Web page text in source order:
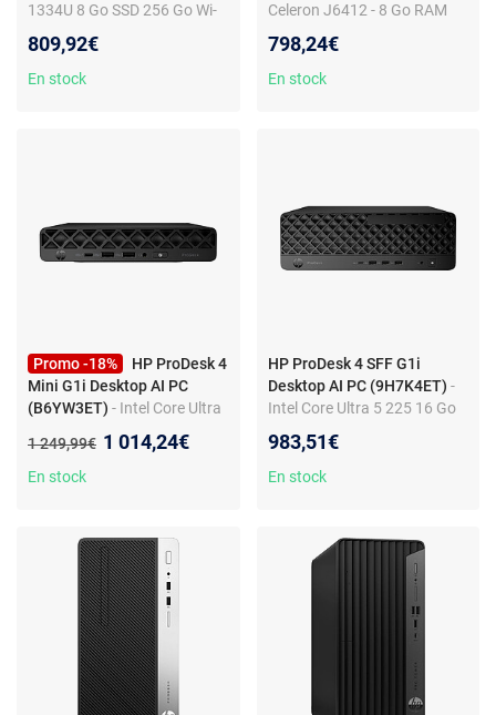
1334U 8 Go SSD 256 Go Wi-
Professionnel (sans écran)
809,92€
En stock
Celeron J6412 - 8 Go RAM
eMMC
798,24€
En stock
Promo -18%
HP ProDesk 4
Mini G1i Desktop AI PC
(B6YW3ET) - Intel Core Ultra
Fi 6E/Bluetooth Windows 11
Professionnel (sans écran)
Ancien prix :
1 249,99€ Nouveau prix :
1 014,24€
En stock
HP ProDesk 4 SFF G1i
Desktop AI PC (9H7K4ET) -
Intel Core Ultra 5 225 16 Go
6E/Bluetooth Windows 11
Professionnel (sans écran)
983,51€
En stock